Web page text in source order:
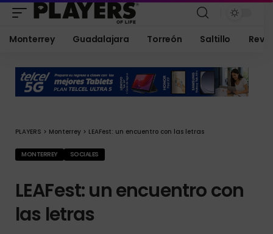
Monterrey Guadalajara Torreón Saltillo
PLAYERS > Monterrey > LEAFest: un encuentro con las letras
MONTERREY SOCIALES
LEAFest: un encuentro con
las letras